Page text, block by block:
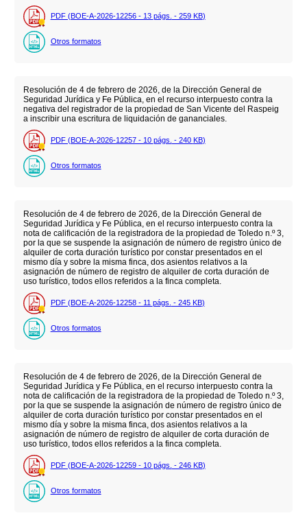
PDF (BOE-A-2026-12256 - 13 págs. - 259 KB)
Otros formatos
Resolución de 4 de febrero de 2026, de la Dirección General de
Seguridad Jurídica y Fe Pública, en el recurso interpuesto contra la
negativa del registrador de la propiedad de San Vicente del Raspeig
a inscribir una escritura de liquidación de gananciales.
PDF (BOE-A-2026-12257 - 10 págs. - 240 KB)
Otros formatos
Resolución de 4 de febrero de 2026, de la Dirección General de
Seguridad Jurídica y Fe Pública, en el recurso interpuesto contra la
nota de calificación de la registradora de la propiedad de Toledo n.º 3,
por la que se suspende la asignación de número de registro único de
alquiler de corta duración turístico por constar presentados en el
mismo día y sobre la misma finca, dos asientos relativos a la
asignación de número de registro de alquiler de corta duración de
uso turístico, todos ellos referidos a la finca completa.
PDF (BOE-A-2026-12258 - 11 págs. - 245 KB)
Otros formatos
Resolución de 4 de febrero de 2026, de la Dirección General de
Seguridad Jurídica y Fe Pública, en el recurso interpuesto contra la
nota de calificación de la registradora de la propiedad de Toledo n.º 3,
por la que se suspende la asignación de número de registro único de
alquiler de corta duración turístico por constar presentados en el
mismo día y sobre la misma finca, dos asientos relativos a la
asignación de número de registro de alquiler de corta duración de
uso turístico, todos ellos referidos a la finca completa.
PDF (BOE-A-2026-12259 - 10 págs. - 246 KB)
Otros formatos